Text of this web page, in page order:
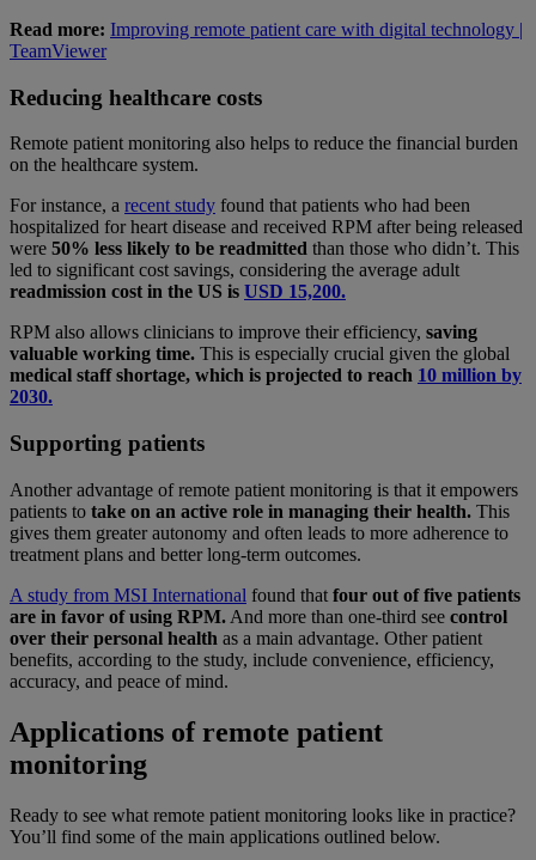
Read more: Improving remote patient care with digital technology |
TeamViewer
Reducing healthcare costs
Remote patient monitoring also helps to reduce the financial burden
on the healthcare system.
For instance, a recent study found that patients who had been
hospitalized for heart disease and received RPM after being released
were 50% less likely to be readmitted than those who didn’t. This
led to significant cost savings, considering the average adult
readmission cost in the US is USD 15,200.
RPM also allows clinicians to improve their efficiency, saving
valuable working time. This is especially crucial given the global
medical staff shortage, which is projected to reach 10 million by
2030.
Supporting patients
Another advantage of remote patient monitoring is that it empowers
patients to take on an active role in managing their health. This
gives them greater autonomy and often leads to more adherence to
treatment plans and better long-term outcomes.
A study from MSI International found that four out of five patients
are in favor of using RPM. And more than one-third see control
over their personal health as a main advantage. Other patient
benefits, according to the study, include convenience, efficiency,
accuracy, and peace of mind.
Applications of remote patient
monitoring
Ready to see what remote patient monitoring looks like in practice?
You’ll find some of the main applications outlined below.